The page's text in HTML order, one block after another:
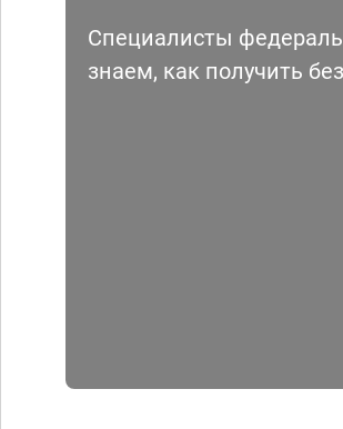
Специалисты
знаем, как получить